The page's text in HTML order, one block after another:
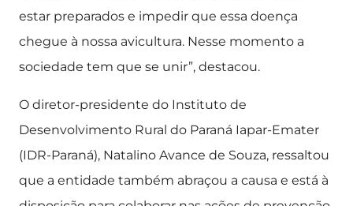
estar preparados e impedir que essa doença
chegue à nossa avicultura. Nesse momento a
sociedade tem que se unir”, destacou.
O diretor-presidente do Instituto de
Desenvolvimento Rural do Paraná Iapar-Emater
(IDR-Paraná), Natalino Avance de Souza, ressaltou
que a entidade também abraçou a causa e está à